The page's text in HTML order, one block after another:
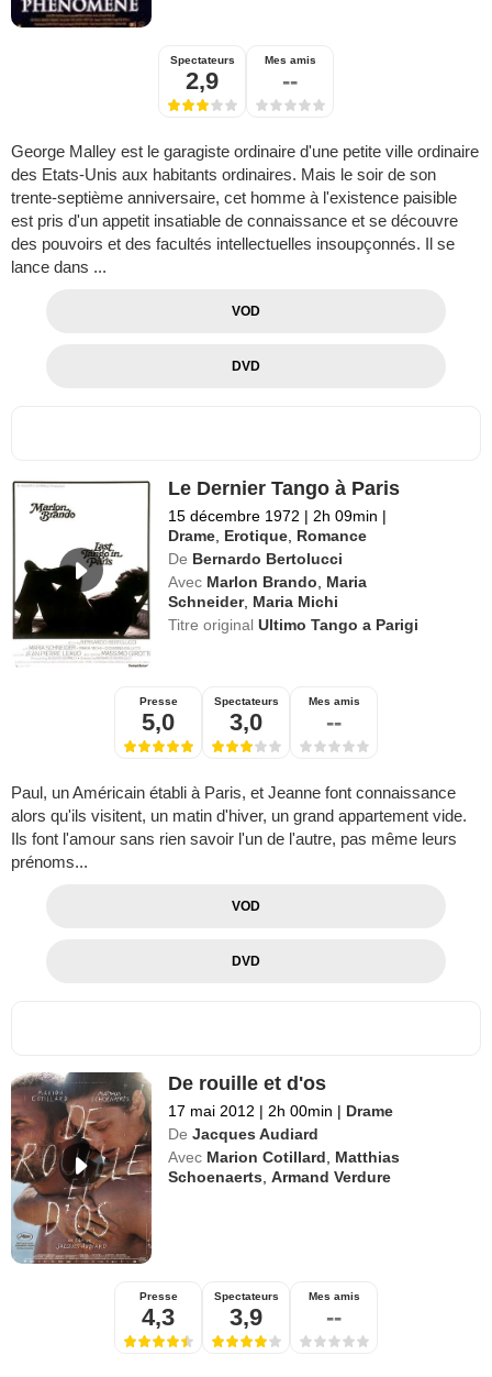
Spectateurs
2,9
Mes amis
--
George Malley est le garagiste ordinaire d'une petite ville ordinaire
des Etats-Unis aux habitants ordinaires. Mais le soir de son
trente-septième anniversaire, cet homme à l'existence paisible
est pris d'un appetit insatiable de connaissance et se découvre
des pouvoirs et des facultés intellectuelles insoupçonnés. Il se
lance dans ...
VOD
DVD
Le Dernier Tango à Paris
15 décembre 1972 | 2h 09min |
Drame, Erotique, Romance
De Bernardo Bertolucci
Avec Marlon Brando, Maria
Schneider, Maria Michi
Titre originalUltimo Tango a Parigi
Presse
5,0
Spectateurs
3,0
Mes amis
--
Paul, un Américain établi à Paris, et Jeanne font connaissance
alors qu'ils visitent, un matin d'hiver, un grand appartement vide.
Ils font l'amour sans rien savoir l'un de l'autre, pas même leurs
prénoms...
VOD
DVD
De rouille et d'os
17 mai 2012 | 2h 00min | Drame
De Jacques Audiard
Avec Marion Cotillard, Matthias
Schoenaerts,Armand Verdure
Presse
4,3
Spectateurs
3,9
Mes amis
--